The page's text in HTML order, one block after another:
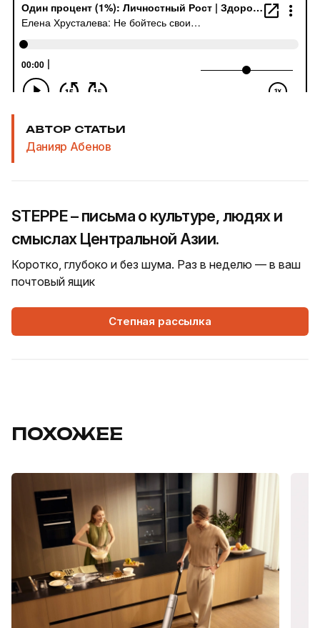
АВТОР СТАТЬИ
Данияр Абенов
STEPPE – письма о культуре, людях и
смыслах Центральной Азии.
Коротко, глубоко и без шума. Раз в неделю — в ваш
почтовый ящик
Степная рассылка
ПОХОЖЕЕ